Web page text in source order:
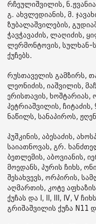
რჩეულიშვილის,
გ. ახვლედიანის, მ.
ზუბალაშვილების,
ჭავჭავაძის, ლაღიძის,
ლერმონტოვის, სულხან-
ქუჩებს.
რუსთაველის გამზირს,
ლეონიძის, იაშვილის,
ერისთავის,
პეტრიაშვილის,
ნაწილს, სანაპიროს,
პუშკინის, აბესაძის,
საიათნოვას, გრ.
ბეთლემის, აბოვიანის,
მოედანს, პურის ჩიხს,
შესახვევს, ორპირის,
აღმართის, კოტე
ქუჩას და I, II, III, IV, V
გრიშაშვილის ქუჩა N11